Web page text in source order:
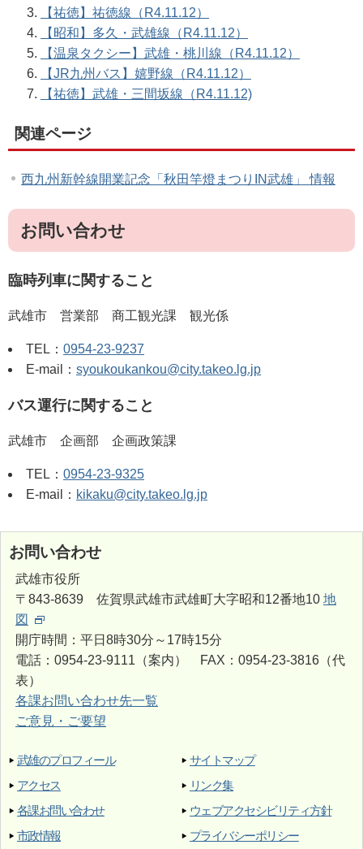
【祐徳】祐徳線（R4.11.12）
【昭和】多久・武雄線（R4.11.12）
【温泉タクシー】武雄・桃川線（R4.11.12）
【JR九州バス】嬉野線（R4.11.12）
【祐徳】武雄・三間坂線（R4.11.12)
関連ページ
西九州新幹線開業記念「秋田竿燈まつりIN武雄」 情報
お問い合わせ
臨時列車に関すること
武雄市 営業部 商工観光課 観光係
TEL： 0954-23-9237
E-mail： syoukoukankou@city.takeo.lg.jp
バス運行に関すること
武雄市 企画部 企画政策課
TEL： 0954-23-9325
E-mail： kikaku@city.takeo.lg.jp
お問い合わせ
武雄市役所
〒843-8639 佐賀県武雄市武雄町大字昭和12番地10 地
図
開庁時間：平日8時30分～17時15分
電話：0954-23-9111（案内） FAX：0954-23-3816（代
表）
各課お問い合わせ先一覧
ご意見・ご要望
武雄のプロフィール
アクセス
各課お問い合わせ
市政情報
サイトマップ
リンク集
ウェブアクセシビリティ方針
プライバシーポリシー